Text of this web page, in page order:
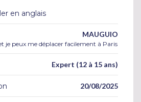
en anglais
MAUGUIO
je peux me déplacer facilement à Paris
Expert (12 à 15 ans)
20/08/2025